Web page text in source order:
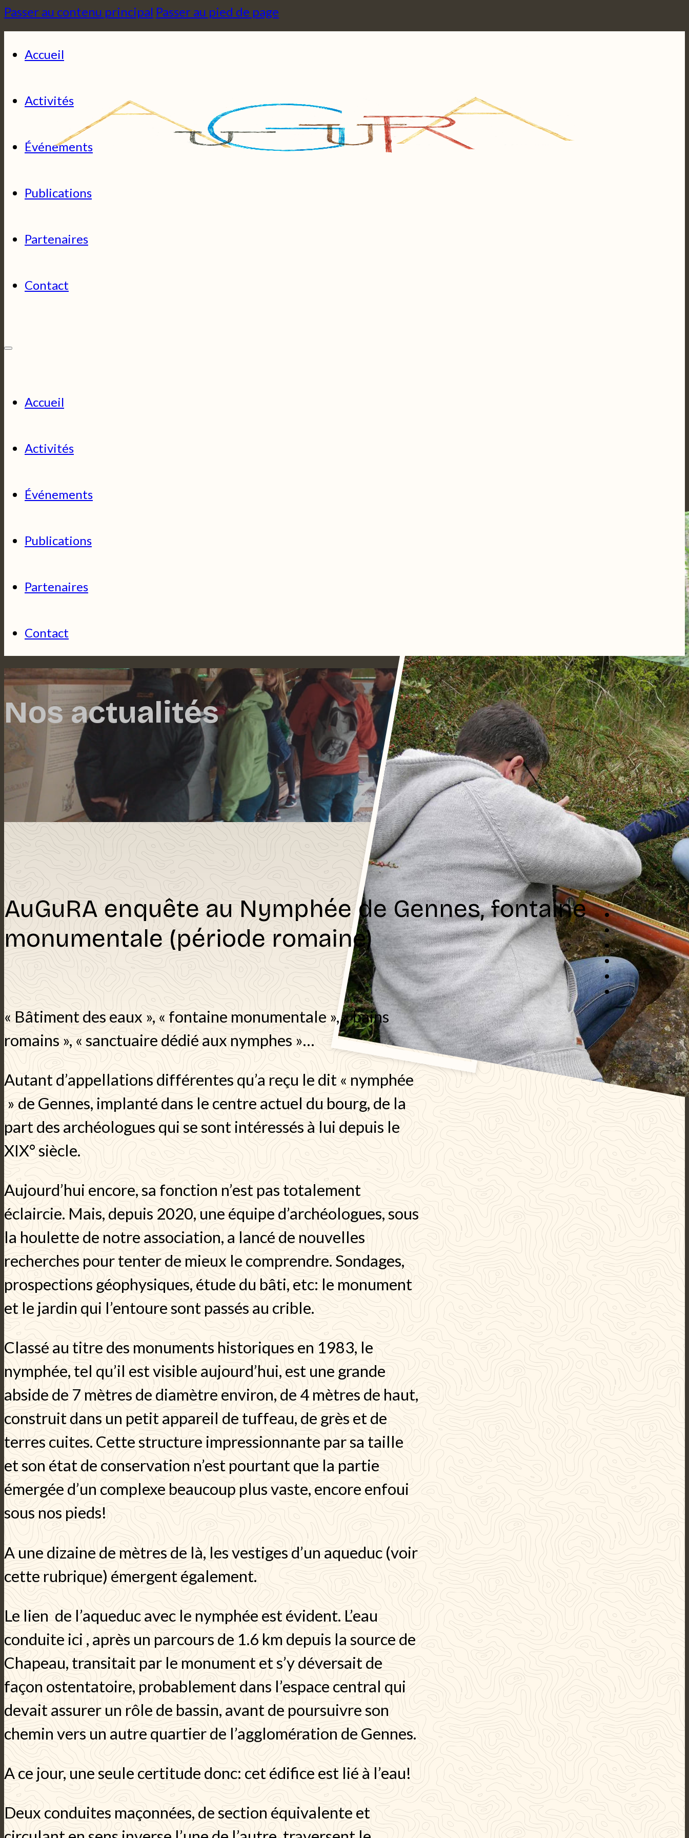
Passer au contenu principal Passer au pied de page
Accueil
Activités
Événements
Publications
Partenaires
Contact
Accueil
Activités
Événements
Publications
Partenaires
Contact
Nos actualités
AuGuRA enquête au Nymphée de Gennes, fontaine
monumentale (période romaine)
« Bâtiment des eaux », « fontaine monumentale », « bains
romains », « sanctuaire dédié aux nymphes »…
Autant d’appellations différentes qu’a reçu le dit « nymphée
» de Gennes, implanté dans le centre actuel du bourg, de la
part des archéologues qui se sont intéressés à lui depuis le
XIX° siècle.
Aujourd’hui encore, sa fonction n’est pas totalement
éclaircie. Mais, depuis 2020, une équipe d’archéologues, sous
la houlette de notre association, a lancé de nouvelles
recherches pour tenter de mieux le comprendre. Sondages,
prospections géophysiques, étude du bâti, etc: le monument
et le jardin qui l’entoure sont passés au crible.
Classé au titre des monuments historiques en 1983, le
nymphée, tel qu’il est visible aujourd’hui, est une grande
abside de 7 mètres de diamètre environ, de 4 mètres de haut,
construit dans un petit appareil de tuffeau, de grès et de
terres cuites. Cette structure impressionnante par sa taille
et son état de conservation n’est pourtant que la partie
émergée d’un complexe beaucoup plus vaste, encore enfoui
sous nos pieds!
A une dizaine de mètres de là, les vestiges d’un aqueduc (voir
cette rubrique) émergent également.
Le lien de l’aqueduc avec le nymphée est évident. L’eau
conduite ici , après un parcours de 1.6 km depuis la source de
Chapeau, transitait par le monument et s’y déversait de
façon ostentatoire, probablement dans l’espace central qui
devait assurer un rôle de bassin, avant de poursuivre son
chemin vers un autre quartier de l’agglomération de Gennes.
A ce jour, une seule certitude donc: cet édifice est lié à l’eau!
Deux conduites maçonnées, de section équivalente et